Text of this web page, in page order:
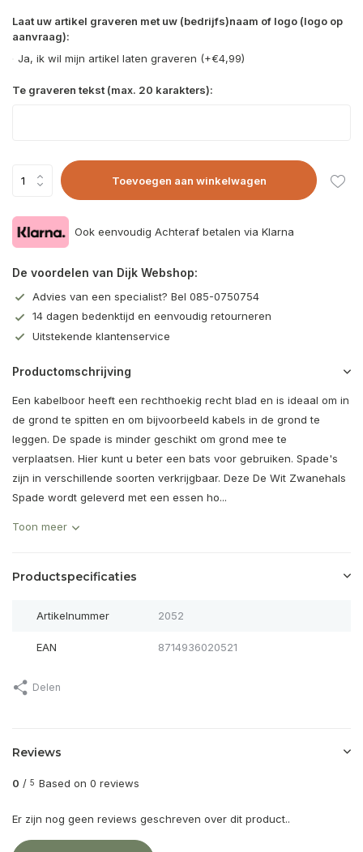
Laat uw artikel graveren met uw (bedrijfs)naam of logo (logo op
aanvraag):
Ja, ik wil mijn artikel laten graveren (+€4,99)
Te graveren tekst (max. 20 karakters):
Toevoegen aan winkelwagen
Ook eenvoudig Achteraf betalen via Klarna
De voordelen van Dijk Webshop:
Advies van een specialist? Bel 085-0750754
14 dagen bedenktijd en eenvoudig retourneren
Uitstekende klantenservice
Productomschrijving
Een kabelboor heeft een rechthoekig recht blad en is ideaal om in
de grond te spitten en om bijvoorbeeld kabels in de grond te
leggen. De spade is minder geschikt om grond mee te
verplaatsen. Hier kunt u beter een bats voor gebruiken. Spade's
zijn in verschillende soorten verkrijgbaar. Deze De Wit Zwanehals
Spade wordt geleverd met een essen ho...
Toon meer
Productspecificaties
Artikelnummer 2052
EAN 8714936020521
Delen
Reviews
0 / 5 Based on 0 reviews
Er zijn nog geen reviews geschreven over dit product..